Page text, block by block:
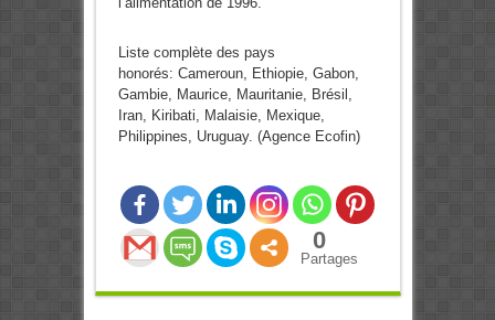
Liste complète des pays
honorés: Cameroun, Ethiopie, Gabon,
Gambie, Maurice, Mauritanie, Brésil,
Iran, Kiribati, Malaisie, Mexique,
Philippines, Uruguay. (Agence Ecofin)
0
Partages